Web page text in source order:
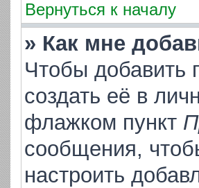
Вернуться к началу
» Как мне
Чтобы добавить
создать её в
флажком пункт
сообщения,
настроить